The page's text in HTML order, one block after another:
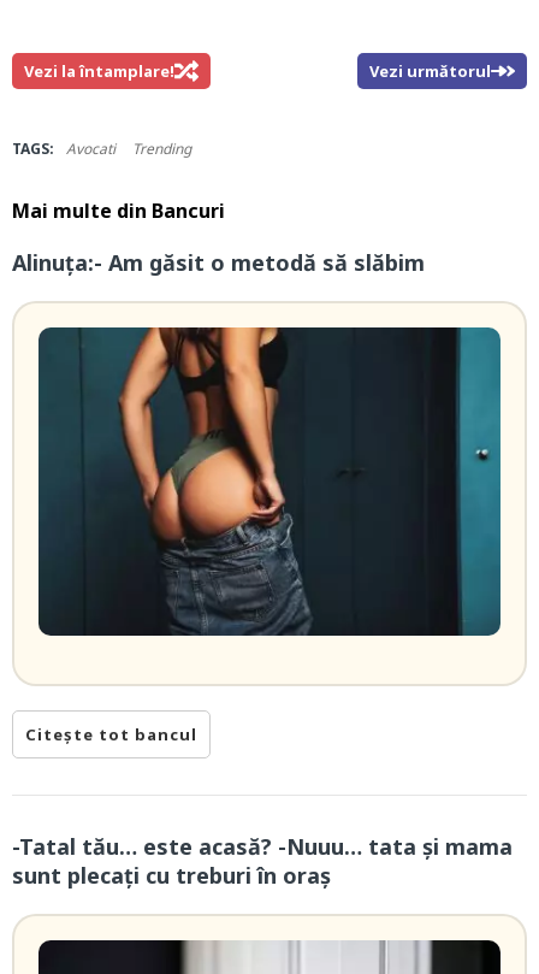
Vezi la întamplare! Vezi următorul
TAGS: Avocati Trending
Mai multe din Bancuri
Alinuța:- Am găsit o metodă să slăbim
Citește tot bancul
-Tatal tău… este acasă? -Nuuu… tata și mama
sunt plecați cu treburi în oraș